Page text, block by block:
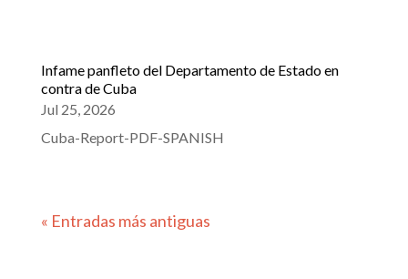
Infame panfleto del Departamento de Estado en
contra de Cuba
Jul 25, 2026
Cuba-Report-PDF-SPANISH
« Entradas más antiguas